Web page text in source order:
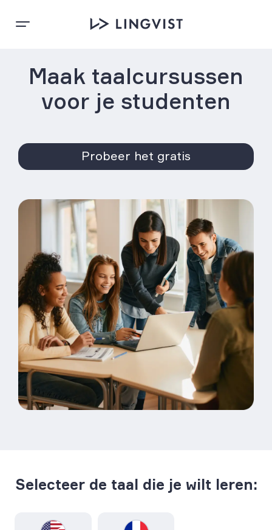
Maak taalcursussen
voor je studenten
Probeer het gratis
Selecteer de taal die je wilt leren: